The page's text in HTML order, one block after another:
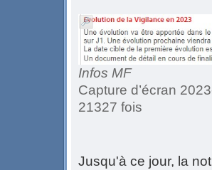
Infos MF
Capture d’écran
21327 fois
Jusqu'à ce jour, la